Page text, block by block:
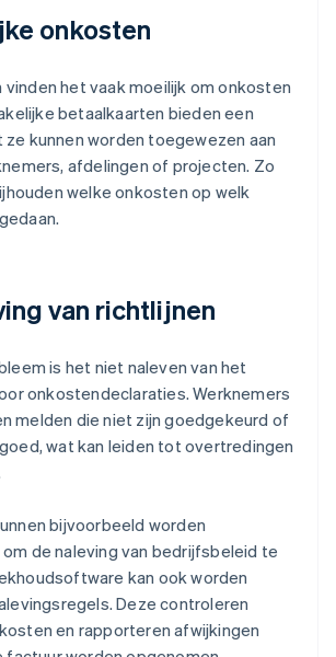
onkosten
vinden het vaak moeilijk om onkosten
betaalkaarten bieden een
kunnen worden toegewezen aan
afdelingen of projecten. Zo
welke onkosten op welk
van richtlijnen
is het niet naleven van het
onkostendeclaraties. Werknemers
melden die niet zijn goedgekeurd of
wat kan leiden tot overtredingen
bijvoorbeeld worden
de naleving van bedrijfsbeleid te
kan ook worden
Deze controleren
en rapporteren afwijkingen